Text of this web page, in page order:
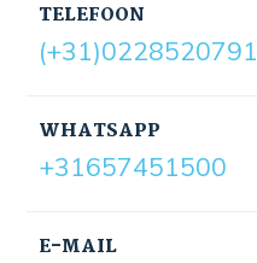
TELEFOON
(+31)0228520791
E-MAIL
WHATSAPP
+31657451500